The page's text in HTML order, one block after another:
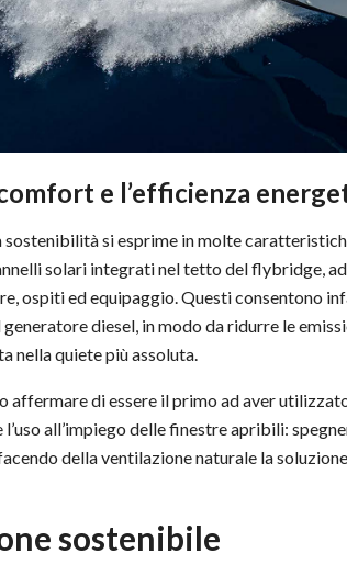
e l’efficienza
sostenibilità si esprime in molte
solari integrati nel tetto del flybridge,
ospiti ed equipaggio. Questi consentono
diesel, in modo da ridurre le
nella quiete più assoluta.
affermare di essere il primo ad aver
all’impiego delle finestre apribili:
della ventilazione naturale la
sostenibile